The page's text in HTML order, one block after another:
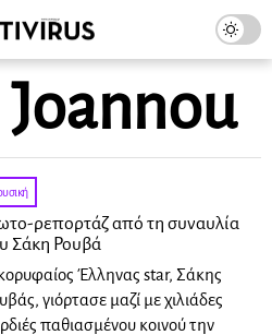
ρεπορτάζ από τη συναυλία
Σάκη Ρουβά
Έλληνας star, Σάκης
γιόρτασε μαζί με χιλιάδες
παθιασμένου κοινού την